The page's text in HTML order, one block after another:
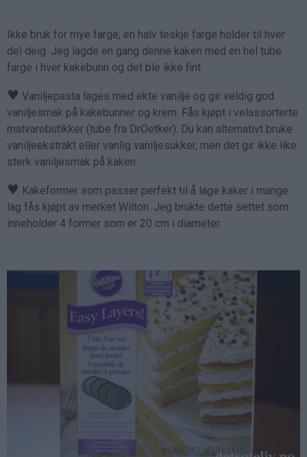
Ikke bruk for mye farge; en halv teskje farge holder til hver
del deig. Jeg lagde en gang denne kaken med en hel tube
farge i hver kakebunn og det ble ikke fint.
♥ Vaniljepasta lages med ekte vanilje og gir veldig god
vaniljesmak på kakebunner og krem. Fås kjøpt i velassorterte
matvarebutikker (tube fra DrOetker). Du kan alternativt bruke
vaniljeekstrakt eller vanlig vaniljesukker, men det gir ikke like
sterk vaniljesmak på kaken.
♥ Kakeformer som passer perfekt til å lage kaker i mange
lag fås kjøpt av merket Wilton. Jeg brukte dette settet som
inneholder 4 former som er 20 cm i diameter.